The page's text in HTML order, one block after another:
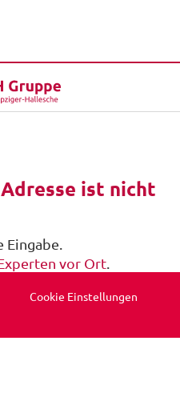
ist nicht
Eingabe.
vor Ort.
Cookie Einstellungen